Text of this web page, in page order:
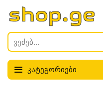
კატეგორიები